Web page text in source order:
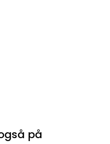
på